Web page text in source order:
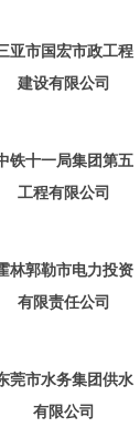
亚市国宏市政工程
建设有限公司
铁十一局集团第五
工程有限公司
林郭勒市电力投资
有限责任公司
莞市水务集团供水
有限公司